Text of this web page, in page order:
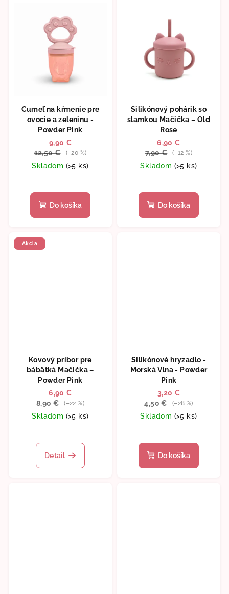
Cumeľ na kŕmenie pre
ovocie a zeleninu -
Powder Pink
9,90 €
12,50 €
(–20 %)
Skladom (>5 ks)
Do košíka
Silikónový pohárik so
slamkou Mačička – Old
Rose
6,90 €
7,90 €
(–12 %)
Skladom (>5 ks)
Do košíka
Akcia
Kovový príbor pre
bábätká Mačička –
Powder Pink
6,90 €
8,90 €
(–22 %)
Skladom (>5 ks)
Detail
Silikónové hryzadlo -
Morská Vlna - Powder
Pink
3,20 €
4,50 €
(–28 %)
Skladom (>5 ks)
Do košíka